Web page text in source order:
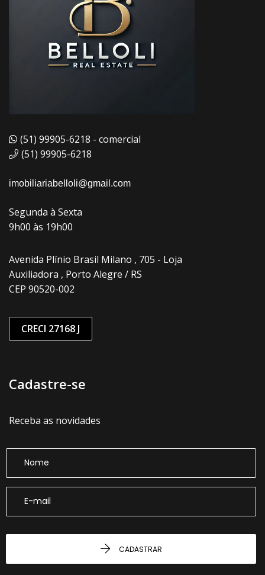
(51) 99905-6218 - comercial
(51) 99905-6218
imobiliariabelloli@gmail.com
Segunda à Sexta
9h00 às 19h00
Avenida Plínio Brasil Milano , 705 - Loja
Auxiliadora , Porto Alegre / RS
CEP 90520-002
CRECI 27168 J
Cadastre-se
Receba as novidades
CADASTRAR